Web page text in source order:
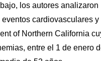
los autores analizaron
cardiovasculares y
of Northern California
entre el 1 de enero